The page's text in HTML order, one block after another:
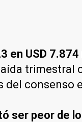
en USD
trimestral
consenso
ser peor de